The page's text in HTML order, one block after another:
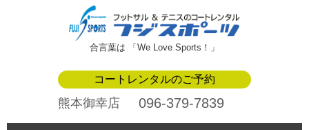
合言葉は 「We Love Sports！」
コートレンタルのご予約
熊本御幸店 096-379-7839